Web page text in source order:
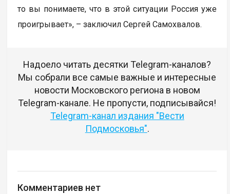
то вы понимаете, что в этой ситуации Россия уже
проигрывает», – заключил Сергей Самохвалов.
Надоело читать десятки Telegram-каналов?
Мы собрали все самые важные и интересные
новости Московского региона в новом
Telegram-канале. Не пропусти, подписывайся!
Telegram-канал издания "Вести
Подмосковья".
Комментариев нет